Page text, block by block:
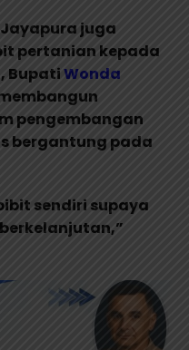
juga
pertanian kepada
BupatiWonda
pengembangan
bergantung pada
sendiri supaya